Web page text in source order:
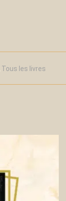
Tous les livres